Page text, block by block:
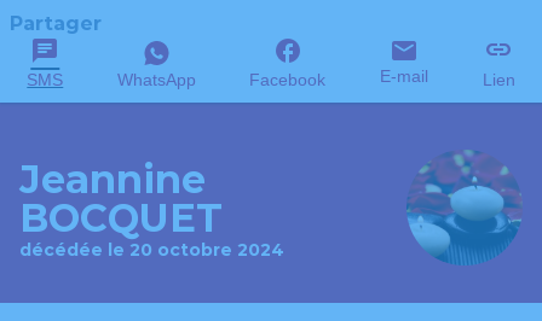
Partager
SMS WhatsApp Facebook E-mail Lien
Jeannine
BOCQUET
décédée le 20 octobre 2024